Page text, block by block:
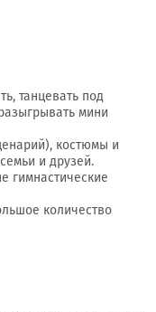
танцевать под
мини
костюмы и
и друзей.
гимнастические
количество